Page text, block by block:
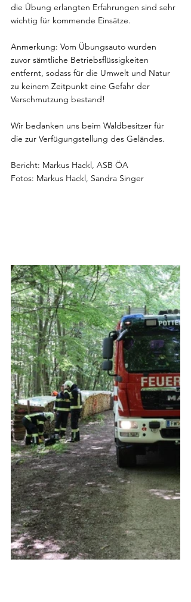
die Übung erlangten Erfahrungen sind sehr
wichtig für kommende Einsätze.
Anmerkung: Vom Übungsauto wurden
zuvor sämtliche Betriebsflüssigkeiten
entfernt, sodass für die Umwelt und Natur
zu keinem Zeitpunkt eine Gefahr der
Verschmutzung bestand!
Wir bedanken uns beim Waldbesitzer für
die zur Verfügungstellung des Geländes.
Bericht: Markus Hackl, ASB ÖA
Fotos: Markus Hackl, Sandra Singer